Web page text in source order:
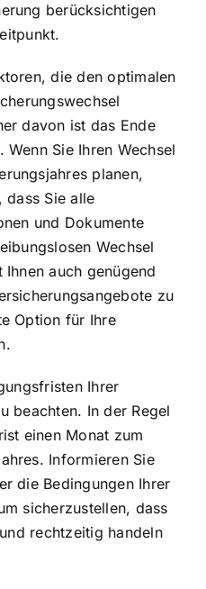
berücksichtigen
die den optimalen
davon ist das Ende
Sie Ihren Wechsel
planen,
dass Sie alle
und Dokumente
Wechsel
auch genügend
zu
Option für Ihre
Ihrer
beachten. In der Regel
einen Monat zum
Informieren Sie
die Bedingungen Ihrer
sicherzustellen, dass
rechtzeitig handeln